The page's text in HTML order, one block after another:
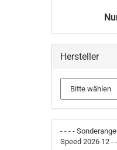
Hersteller
- - - -
Speed 2026 12 -